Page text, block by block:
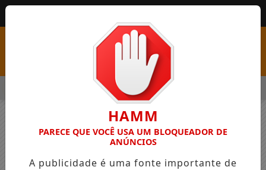
COM VAGAS EM SEIS FUNÇÕES E SALÁRIOS QUE CHEGAM A
HAMM
PARECE QUE VOCÊ USA UM BLOQUEADOR DE
ANÚNCIOS
A publicidade é uma fonte importante de